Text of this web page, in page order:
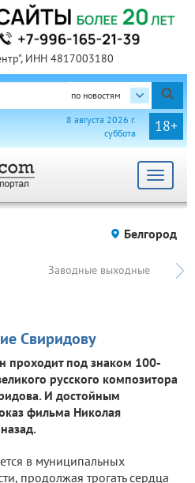
ИНН 4817003180
по новостям
18+
8 августа 2026 г.
суббота
Toggle
Белгород
Заводные выходные
Свиридову
проходит под знаком 100-
русского композитора
И достойным
фильма Николая
в муниципальных
продолжая трогать сердца